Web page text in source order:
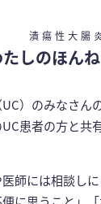
潰瘍性大腸
しのほん
）のみなさん
患者の方と共
医師には相談し